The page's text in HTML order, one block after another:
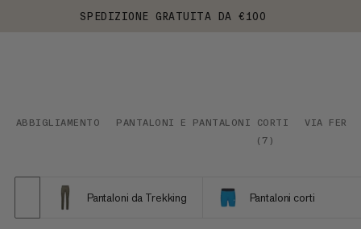
SPEDIZIONE GRATUITA DA €100
ABBIGLIAMENTO PANTALONI E PANTALONI CORTI
VIA
( 7 )
Pantaloni da Trekking Pantaloni corti